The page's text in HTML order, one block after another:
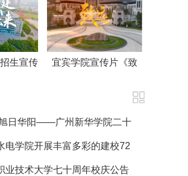
党员大会宣传片
生宣传 宜宾学院宣传片《致
日华阳——广州新华学院二十
动举行
电学院开展丰富多彩的建校72
业技术大学七十周年校庆公告